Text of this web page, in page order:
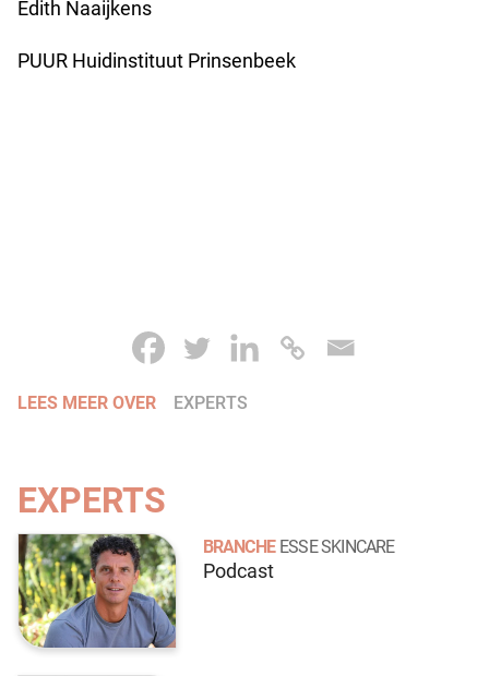
Edith Naaijkens
PUUR Huidinstituut Prinsenbeek
LEES MEER OVER EXPERTS
EXPERTS
BRANCHE ESSE SKINCARE
Podcast